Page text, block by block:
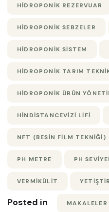
HIDROPONIK REZERVUAR
HIDROPONIK SEBZELER
HIDROPONIK SISTEM
HIDROPONIK TARIM
HIDROPONIK ÜRÜN
HINDISTANCEVIZI LIFI
NFT (BESIN FILM TEKNIĞI)
PH METRE PH
VERMIKÜLIT
Posted in MAKALELER